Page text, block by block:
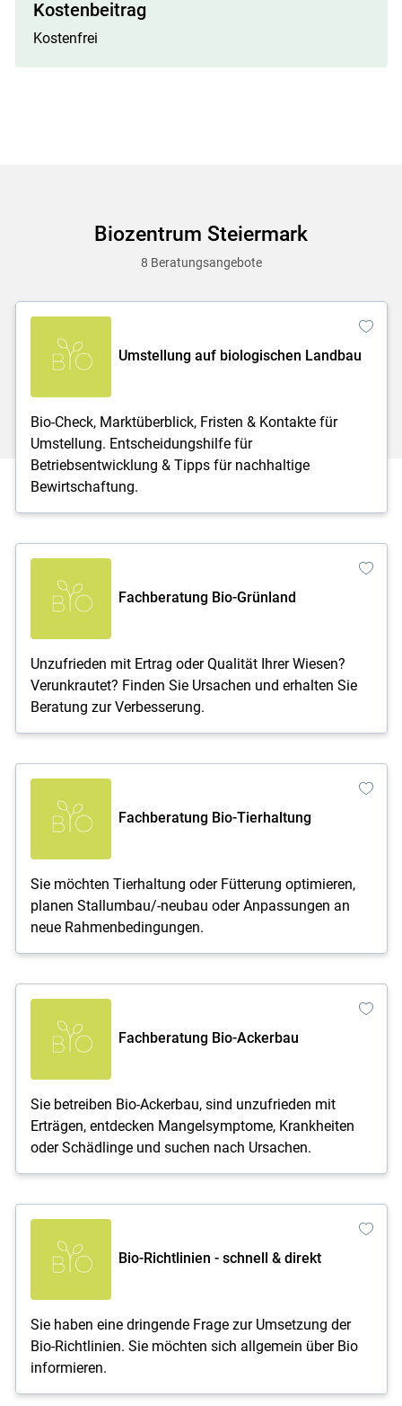
Kostenbeitrag
Kostenfrei
Biozentrum Steiermark
8 Beratungsangebote
Umstellung auf biologischen Landbau
Bio-Check, Marktüberblick, Fristen & Kontakte für
Umstellung. Entscheidungshilfe für
Betriebsentwicklung & Tipps für nachhaltige
Bewirtschaftung.
Fachberatung Bio-Grünland
Unzufrieden mit Ertrag oder Qualität Ihrer Wiesen?
Verunkrautet? Finden Sie Ursachen und erhalten Sie
Beratung zur Verbesserung.
Fachberatung Bio-Tierhaltung
Sie möchten Tierhaltung oder Fütterung optimieren,
planen Stallumbau/-neubau oder Anpassungen an
neue Rahmenbedingungen.
Fachberatung Bio-Ackerbau
Sie betreiben Bio-Ackerbau, sind unzufrieden mit
Erträgen, entdecken Mangelsymptome, Krankheiten
oder Schädlinge und suchen nach Ursachen.
Bio-Richtlinien - schnell & direkt
Sie haben eine dringende Frage zur Umsetzung der
Bio-Richtlinien. Sie möchten sich allgemein über Bio
informieren.